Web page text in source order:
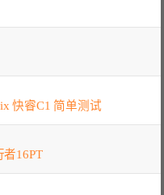
快睿C1 简单测试
16PT